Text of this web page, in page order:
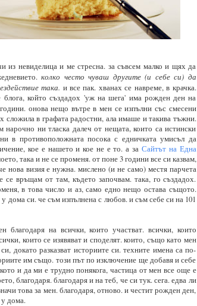
из невиделица и ме стресна. за съвсем малко и щях да
колко често чуваш другите (и себе си) да
така. и все пак. хванах се навреме, в крачка.
който създадох 'уж на шега' има рожден ден на
онова нещо вътре в мен се изпълни със смесени
сложила в графата радостни, ала имаше и такива тъжни.
нарочно ни тласка далеч от нещата, които са истински
в противоположната посока с едничката умисъл да
кое е нашето и кое не е то.а за Сайтът на Една
така и не се променя. от поне 3 години все си казвам,
нова визия е нужна. мислено (и не само) местя парчета
се връщам от там, където започвам. така, го създадох.
в това число и аз, само едно нещо остава същото.
дома си. че съм изпълнена с любов. и съм себе си на 101
благодаря на всички, които участват. всички, които
които се изявяват и споделят. които, също като мен
докато разказват историите си. техните имена са по-
им също. този път по изключение ще добавя и себе
и да ми е трудно понякога, частица от мен все още е
благодаря. благодаря и на теб, че си тук. сега. едва ли
това за мен. благодаря, отново. и честит рожден ден,
дома.